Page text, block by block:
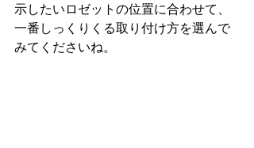
示したいロゼットの位置に合わせて、
一番しっくりくる取り付け方を選んで
みてくださいね。